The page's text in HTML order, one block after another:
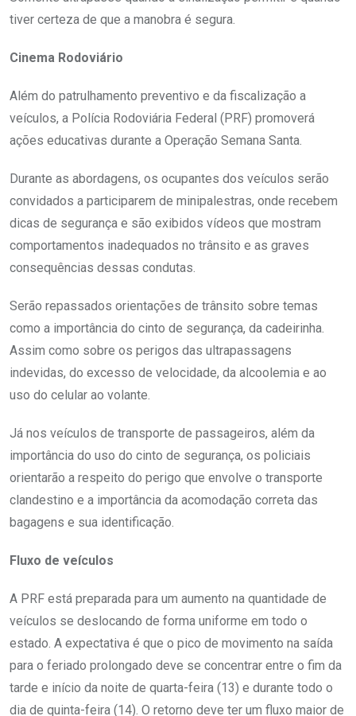
tiver certeza de que a manobra é segura.
Cinema Rodoviário
Além do patrulhamento preventivo e da fiscalização a
veículos, a Polícia Rodoviária Federal (PRF) promoverá
ações educativas durante a Operação Semana Santa.
Durante as abordagens, os ocupantes dos veículos serão
convidados a participarem de minipalestras, onde recebem
dicas de segurança e são exibidos vídeos que mostram
comportamentos inadequados no trânsito e as graves
consequências dessas condutas.
Serão repassados orientações de trânsito sobre temas
como a importância do cinto de segurança, da cadeirinha.
Assim como sobre os perigos das ultrapassagens
indevidas, do excesso de velocidade, da alcoolemia e ao
uso do celular ao volante.
Já nos veículos de transporte de passageiros, além da
importância do uso do cinto de segurança, os policiais
orientarão a respeito do perigo que envolve o transporte
clandestino e a importância da acomodação correta das
bagagens e sua identificação.
Fluxo de veículos
A PRF está preparada para um aumento na quantidade de
veículos se deslocando de forma uniforme em todo o
estado. A expectativa é que o pico de movimento na saída
para o feriado prolongado deve se concentrar entre o fim da
tarde e início da noite de quarta-feira (13) e durante todo o
dia de quinta-feira (14). O retorno deve ter um fluxo maior de